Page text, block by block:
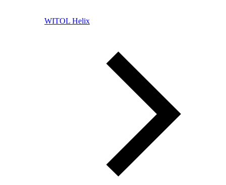
WITOL Helix